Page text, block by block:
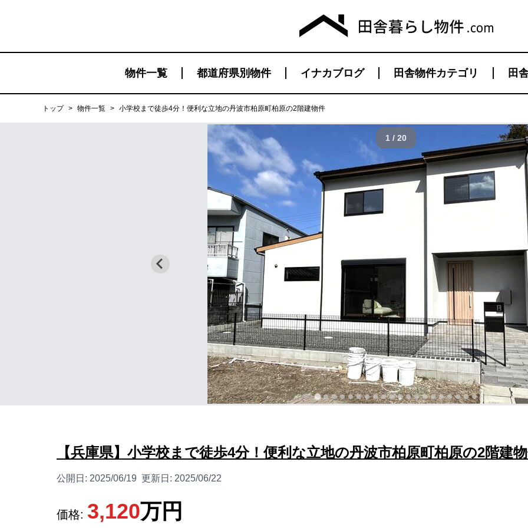
物件一覧 都道府県別物件 イナカブログ 田舎物件カテゴリ 田
トップ > 物件一覧 > 小学校まで徒歩4分！便利な立地の丹波市柏原町柏原の2階建物件
1 / 20
【兵庫県】小学校まで徒歩4分！便利な立地の丹波市柏原町柏原の2階建
公開日: 2025/06/19 更新日: 2025/06/22
価格: 3,120万円